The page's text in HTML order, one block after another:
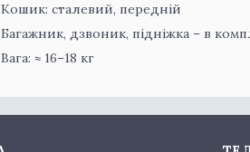
Кошик: сталевий, передній
Багажник, дзвоник, підніжка – в
Вага: ≈ 16–18 кг